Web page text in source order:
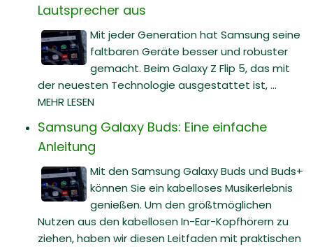
Lautsprecher aus
Mit jeder Generation hat Samsung seine
faltbaren Geräte besser und robuster
gemacht. Beim Galaxy Z Flip 5, das mit
der neuesten Technologie ausgestattet ist, ...
MEHR LESEN
Samsung Galaxy Buds: Eine einfache
Anleitung
Mit den Samsung Galaxy Buds und Buds+
können Sie ein kabelloses Musikerlebnis
genießen. Um den größtmöglichen
Nutzen aus den kabellosen In-Ear-Kopfhörern zu
ziehen, haben wir diesen Leitfaden mit praktischen